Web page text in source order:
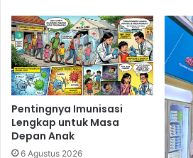
Pentingnya Imunisasi
Lengkap untuk Masa
Depan Anak
6 Agustus 2026